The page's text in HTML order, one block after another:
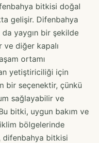
bitkisi doğal
gelişir. Difenbahya
yaygın bir şekilde
diğer kapalı
ortamı
yetiştiriciliği için
bir seçenektir, çünkü
sağlayabilir ve
bitki, uygun bakım ve
bölgelerinde
difenbahya bitkisi